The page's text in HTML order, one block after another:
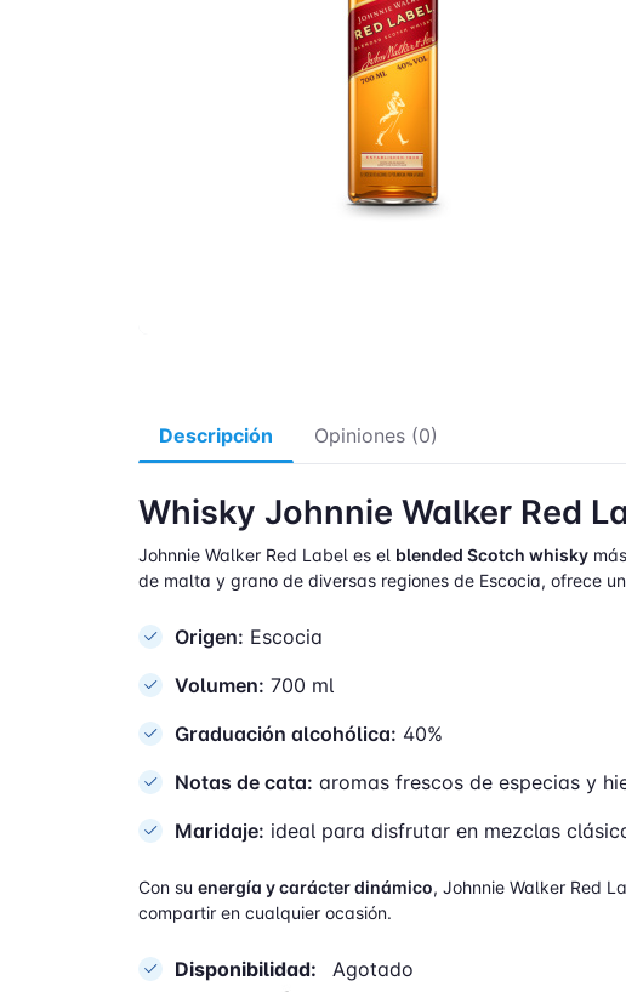
Descripción Opiniones (0)
Whisky Johnnie Walker Red
Johnnie Walker Red Label es el blended Scotch whisky
de malta y grano de diversas regiones de Escocia, ofrece
Origen: Escocia
Volumen: 700 ml
Graduación alcohólica: 40%
Notas de cata: aromas frescos de especias y
Maridaje: ideal para disfrutar en mezclas
Con su energía y carácter dinámico, Johnnie Walker Red
compartir en cualquier ocasión.
Disponibilidad:
Agotado